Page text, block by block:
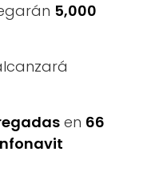
5,000
en 66